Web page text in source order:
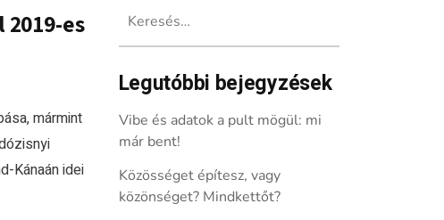
2019-es
mármint
Kánaán idei
Legutóbbi bejegyzések
Vibe és adatok a pult mögül: mi
már bent!
Közösséget építesz, vagy
közönséget? Mindkettőt?